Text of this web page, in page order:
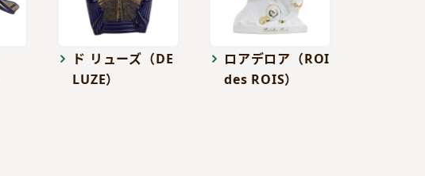
ド リューズ（DE
LUZE）
ロアデロア（ROI
des ROIS）